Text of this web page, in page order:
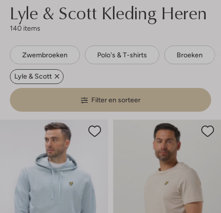
Lyle & Scott Kleding Heren
140 items
Zwembroeken Polo's & T-shirts Broeken
Lyle & Scott
Filter en sorteer